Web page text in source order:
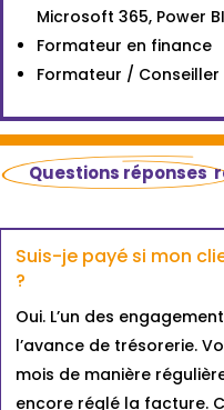
Microsoft 365, Power BI
Formateur en finance
Formateur /
Questions réponses
Suis-je payé si mon
?
Oui. L’un des
l’avance de trésorerie.
mois de manière
encore réglé la facture.